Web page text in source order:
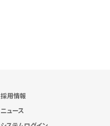
採用情報
ニュース